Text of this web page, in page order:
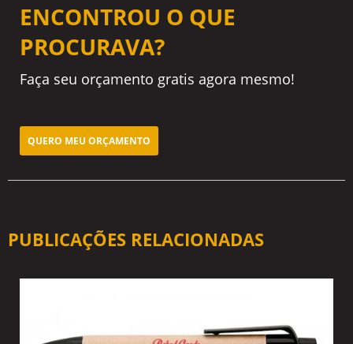
ENCONTROU O QUE
PROCURAVA?
Faça seu orçamento gratis agora mesmo!
QUERO MEU ORÇAMENTO
PUBLICAÇÕES RELACIONADAS